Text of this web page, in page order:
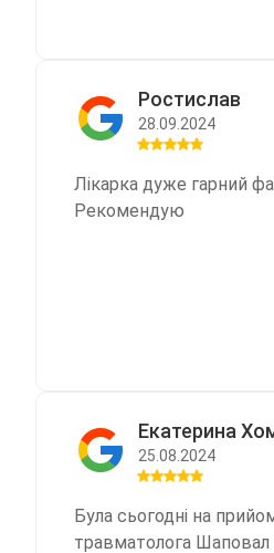
Ростислав
28.09.2024
Лікарка дуже гарний
Рекомендую
Екатерина
25.08.2024
Була сьогодні на
травматолога Шаповал